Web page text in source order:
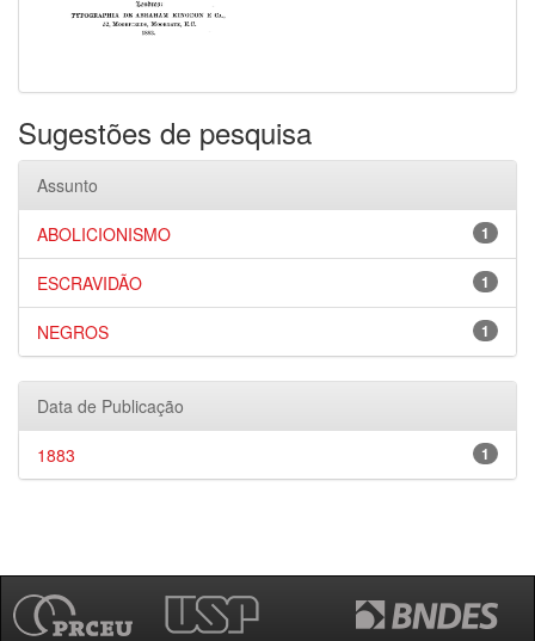
Sugestões de pesquisa
Assunto
1
ABOLICIONISMO
1
ESCRAVIDÃO
1
NEGROS
Data de Publicação
1
1883